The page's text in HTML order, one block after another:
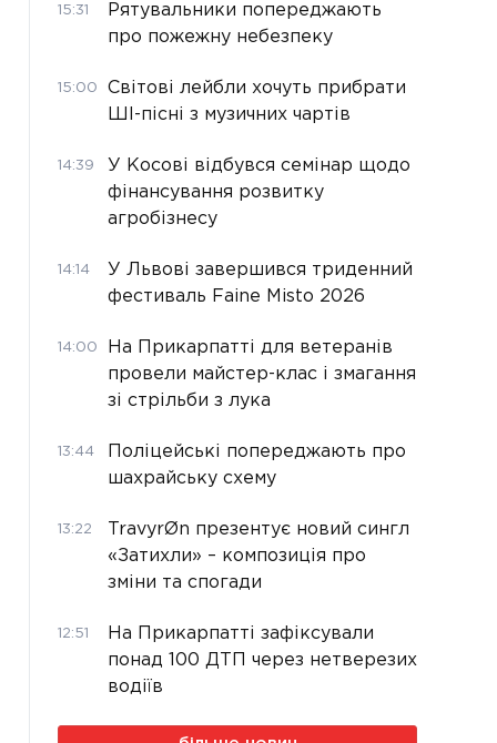
15:31
Рятувальники попереджають
про пожежну небезпеку
15:00
Світові лейбли хочуть прибрати
ШІ-пісні з музичних чартів
14:39
У Косові відбувся семінар щодо
фінансування розвитку
агробізнесу
14:14
У Львові завершився триденний
фестиваль Faine Misto 2026
14:00
На Прикарпатті для ветеранів
провели майстер-клас і змагання
зі стрільби з лука
13:44
Поліцейські попереджають про
шахрайську схему
13:22
TravyrØn презентує новий сингл
«Затихли» – композиція про
зміни та спогади
12:51
На Прикарпатті зафіксували
понад 100 ДТП через нетверезих
водіїв